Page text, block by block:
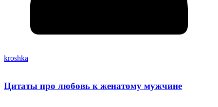
kroshka
Цитаты про любовь к женатому мужчине